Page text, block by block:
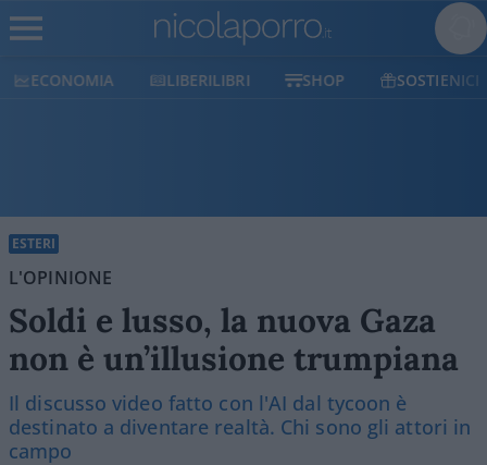
ECONOMIA LIBERILIBRI SHOP SOSTIENICI
ESTERI
L'OPINIONE
Soldi e lusso, la nuova Gaza
non è un’illusione trumpiana
Il discusso video fatto con l'AI dal tycoon è
destinato a diventare realtà. Chi sono gli attori in
campo